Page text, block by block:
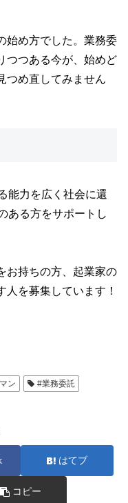
始め方でした。業務委
つつある今が、始めど
つめ直してみません
能力を広く社会に還
ある方をサポートし
お持ちの方、起業家の
を募集しています！
ン
#業務委託
はてブ
コピー